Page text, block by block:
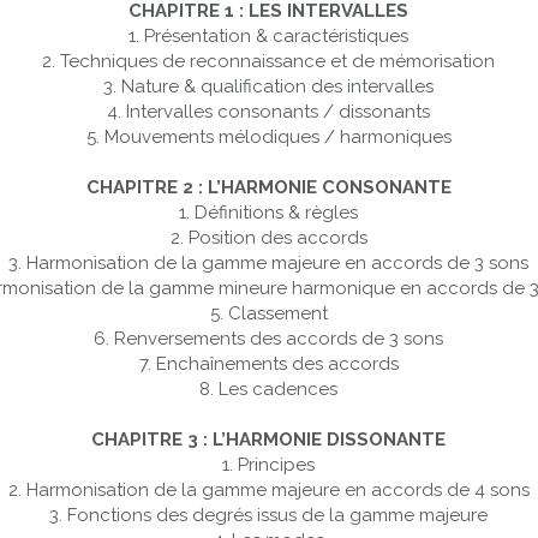
CHAPITRE 1 : LES INTERVALLES
1. Présentation & caractéristiques
2. Techniques de reconnaissance et de mémorisation
3. Nature & qualification des intervalles
4. Intervalles consonants / dissonants
5. Mouvements mélodiques / harmoniques
CHAPITRE 2 : L’HARMONIE CONSONANTE
1. Définitions & règles
2. Position des accords
3. Harmonisation de la gamme majeure en accords de 3 sons
de la gamme mineure harmonique en accords de
5. Classement
6. Renversements des accords de 3 sons
7. Enchaînements des accords
8. Les cadences
CHAPITRE 3 : L’HARMONIE DISSONANTE
1. Principes
2. Harmonisation de la gamme majeure en accords de 4 sons
3. Fonctions des degrés issus de la gamme majeure